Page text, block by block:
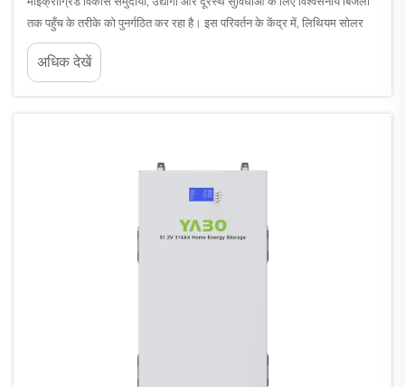
तक पहुँच के तरीके को पुनर्गठित कर रहा है। इस परिवर्तन के केंद्र में, लिथियम सोलर
बैटरियाँ माइक्रोग्रिड को संभव बनाने वाली मूल ऊर्जा भंडारण प्रौद्योगिकी के रूप में उभरी
हैं...अधिक देखें